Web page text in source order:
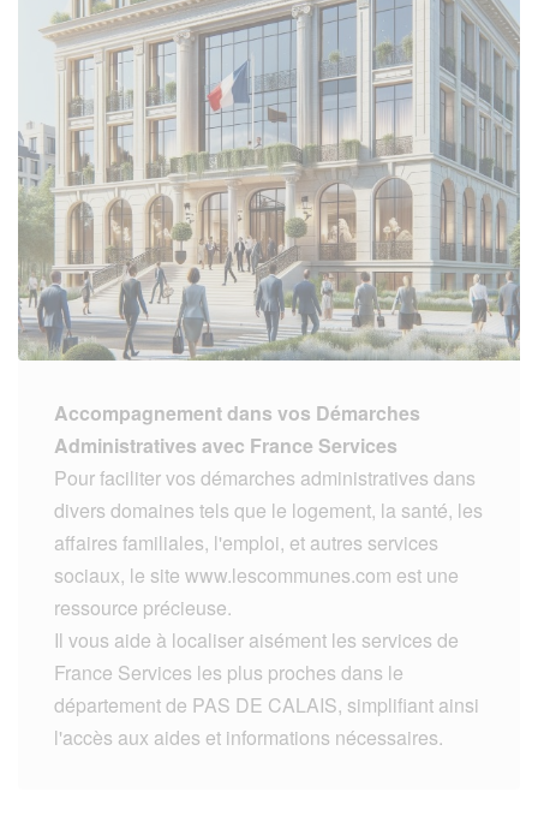
Accompagnement dans vos Démarches
Administratives avec France Services
Pour faciliter vos démarches administratives dans
divers domaines tels que le logement, la santé, les
affaires familiales, l'emploi, et autres services
sociaux, le site www.lescommunes.com est une
ressource précieuse.
Il vous aide à localiser aisément les services de
France Services les plus proches dans le
département de PAS DE CALAIS, simplifiant ainsi
l'accès aux aides et informations nécessaires.